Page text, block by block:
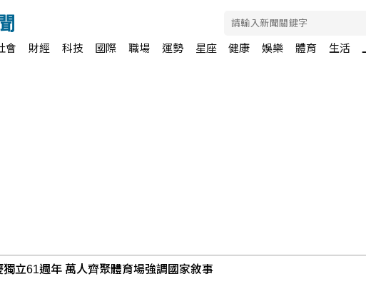
會 財經 科技 國際 職場 運勢 星座 健康 娛樂 體育 生活
半年停購外購粗油 自主進口黃豆產製成品油